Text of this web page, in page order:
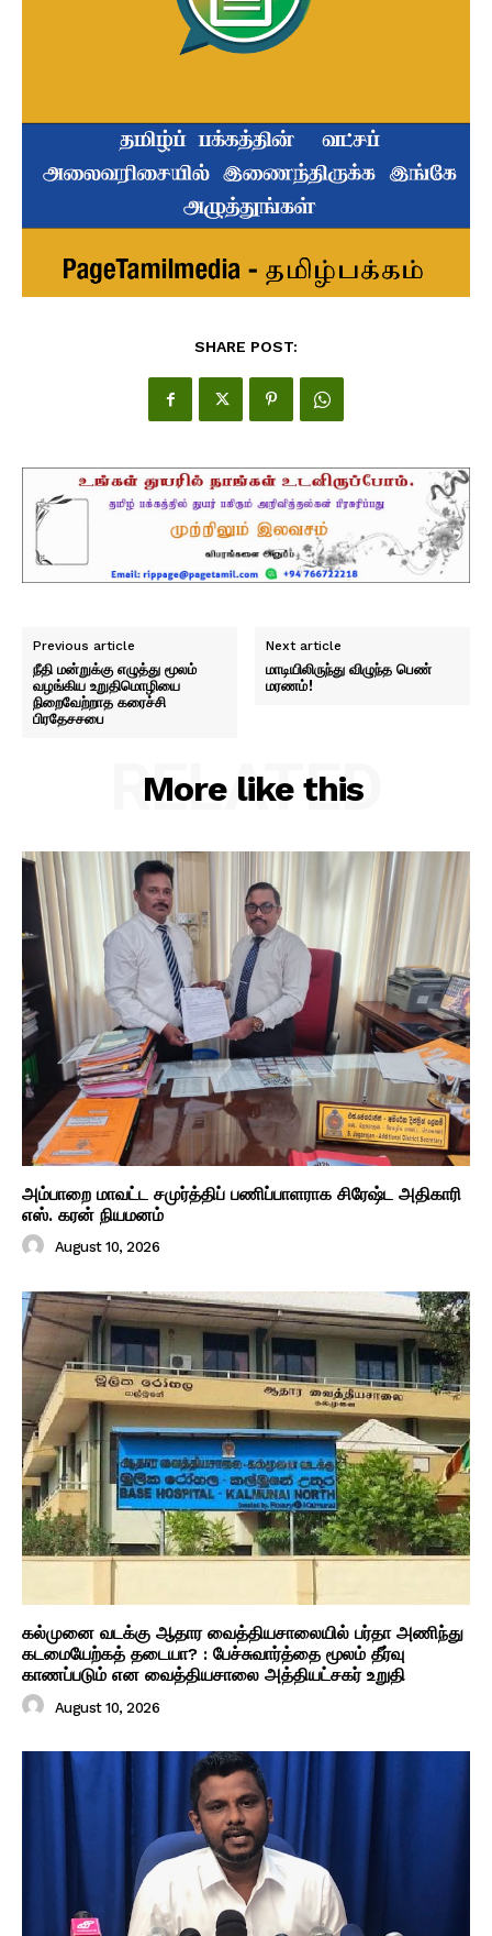
SHARE POST:
Previous article
நீதி மன்றுக்கு எழுத்து மூலம்
வழங்கிய உறுதிமொழியை
நிறைவேற்றாத கரைச்சி
பிரதேசசபை
Next article
மாடியிலிருந்து விழுந்த பெண்
மரணம்!
More like this
RELATED
அம்பாறை மாவட்ட சமுர்த்திப் பணிப்பாளராக சிரேஷ்ட அதிகாரி
எஸ். கரன் நியமனம்
August 10, 2026
கல்முனை வடக்கு ஆதார வைத்தியசாலையில் பர்தா அணிந்து
கடமையேற்கத் தடையா? : பேச்சுவார்த்தை மூலம் தீர்வு
காணப்படும் என வைத்தியசாலை அத்தியட்சகர் உறுதி
August 10, 2026